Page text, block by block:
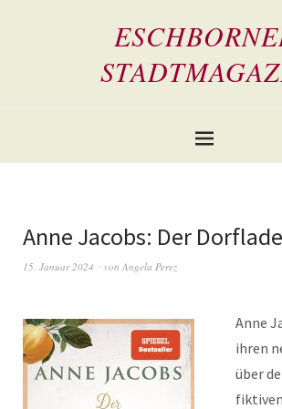
Anne Jacobs: Der
15. Januar 2024 von Angela Perez
Anne
ihren
über